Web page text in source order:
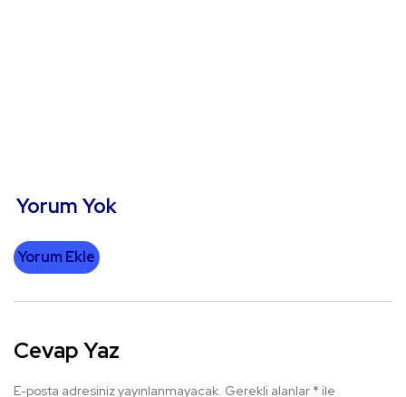
Yorum Yok
Yorum Ekle
Cevap Yaz
E-posta adresiniz yayınlanmayacak. Gerekli alanlar * ile